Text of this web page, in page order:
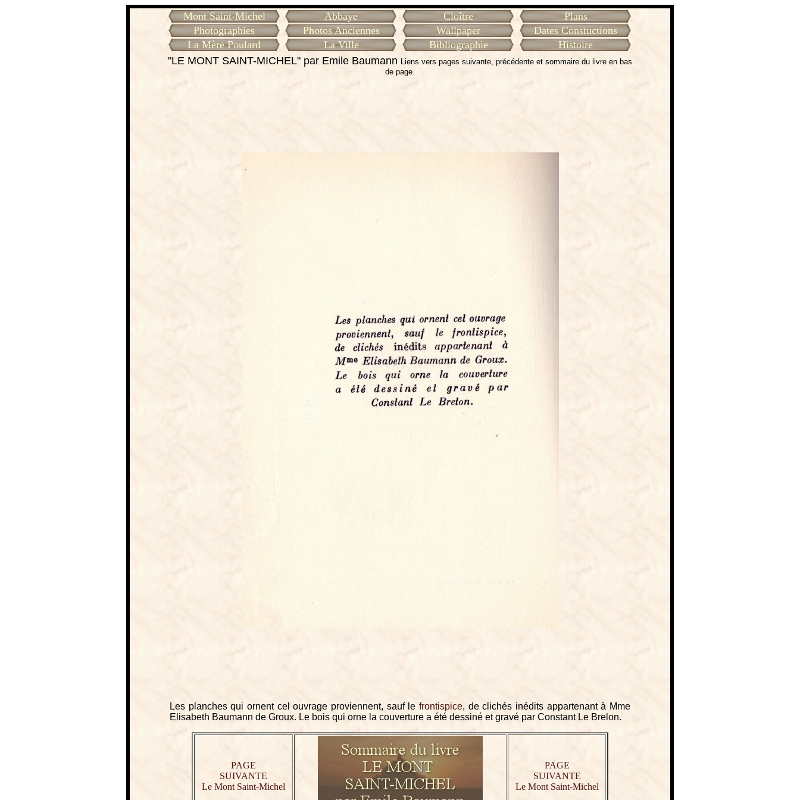
Mont Saint-Michel Abbaye Cloître
Plans
Photographies
Photos Anciennes Wallpaper
Dates Constuctions
La Mère Poulard
La Ville Bibliographie
Histoire
"LE MONT SAINT-MICHEL" par Emile Baumann Liens vers pages suivante, précédente et sommaire du livre en bas
de page.
Les planches qui ornent cel ouvrage proviennent, sauf le frontispice, de clichés inédits appartenant à Mme
Elisabeth Baumann de Groux. Le bois qui orne la couverture a été dessiné et gravé par Constant Le Brelon.
PAGE
SUIVANTE
Le Mont Saint-Michel
PAGE
SUIVANTE
Le Mont Saint-Michel